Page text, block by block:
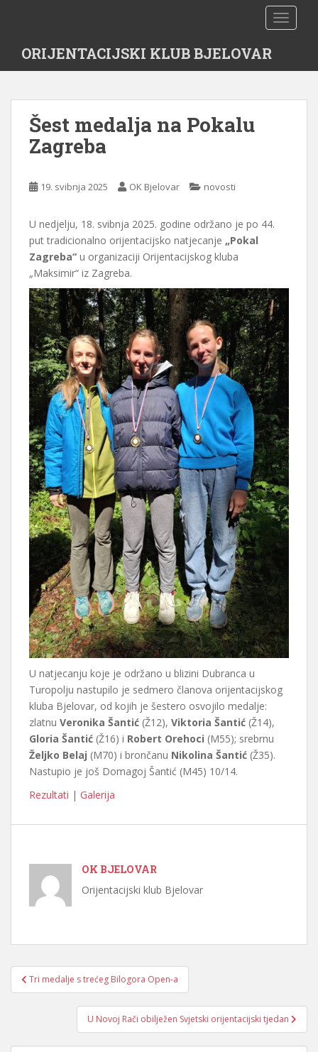
t
ORIJENTACIJSKI KLUB BJELOVAR
Šest medalja na Pokalu
Zagreba
19. svibnja 2025 OK Bjelovar novosti
U nedjelju, 18. svibnja 2025. godine održano je po 44.
put tradicionalno orijentacijsko natjecanje „Pokal
Zagreba“ u organizaciji Orijentacijskog kluba
„Maksimir“ iz Zagreba.
U natjecanju koje je održano u blizini Dubranca u
Turopolju nastupilo je sedmero članova orijentacijskog
kluba Bjelovar, od kojih je šestero osvojilo medalje:
zlatnu Veronika Šantić (Ž12), Viktoria Šantić (Ž14),
Gloria Šantić (Ž16) i Robert Orehoci (M55); srebrnu
Željko Belaj (M70) i brončanu Nikolina Šantić (Ž35).
Nastupio je još Domagoj Šantić (M45) 10/14.
Rezultati | Galerija
OK BJELOVAR
Orijentacijski klub Bjelovar
Navigacija
objava
Tri medalje s trećeg Bilogora Open-a
U Novoj Rači obilježen Svjetski orijentacijski tjedan